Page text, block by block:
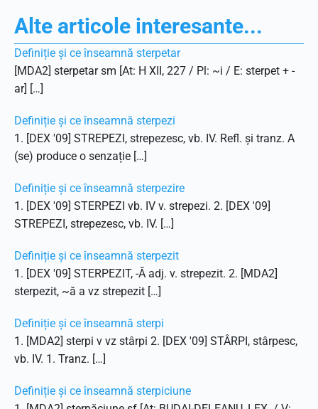
Alte articole interesante...
Definiție și ce înseamnă sterpetar
[MDA2] sterpetar sm [At: H XII, 227 / Pl: ~i / E: sterpet + -
ar] […]
Definiție și ce înseamnă sterpezi
1. [DEX '09] STREPEZI, strepezesc, vb. IV. Refl. și tranz. A
(se) produce o senzație […]
Definiție și ce înseamnă sterpezire
1. [DEX '09] STERPEZI vb. IV v. strepezi. 2. [DEX '09]
STREPEZI, strepezesc, vb. IV. […]
Definiție și ce înseamnă sterpezit
1. [DEX '09] STERPEZIT, -Ă adj. v. strepezit. 2. [MDA2]
sterpezit, ~ă a vz strepezit […]
Definiție și ce înseamnă sterpi
1. [MDA2] sterpi v vz stârpi 2. [DEX '09] STÂRPI, stârpesc,
vb. IV. 1. Tranz. […]
Definiție și ce înseamnă sterpiciune